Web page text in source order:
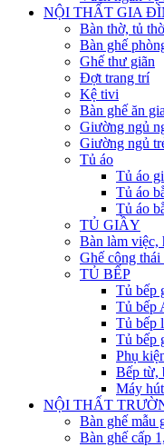
NỘI THẤT GIA
Bàn thờ, tủ thờ
Bàn ghế
Ghế thư giãn
Đợt trang trí
Kệ tivi
Bàn ghế ăn
Giường ngủ
Giường ngủ
Tủ áo
Tủ áo
Tủ áo
Tủ áo
TỦ GIẦY
Bàn làm việc,
Ghế công thái
TỦ BẾP
Tủ bếp
Tủ bếp
Tủ bếp
Tủ bếp
Phụ
Bếp từ,
Máy
NỘI THẤT
Bàn ghế mẫu
Bàn ghế cấp